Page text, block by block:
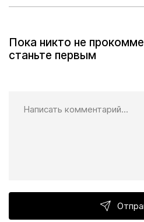
Пока никто не
станьте первым